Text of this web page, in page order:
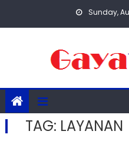
Sunday,
TAG: LAYANAN